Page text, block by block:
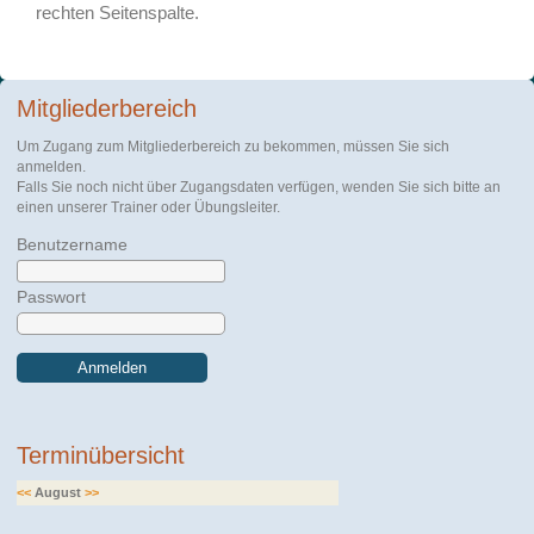
rechten Seitenspalte.
Mitgliederbereich
Um Zugang zum Mitgliederbereich zu bekommen, müssen Sie sich
anmelden.
Falls Sie noch nicht über Zugangsdaten verfügen, wenden Sie sich bitte an
einen unserer Trainer oder Übungsleiter.
Benutzername
Passwort
Anmelden
Terminübersicht
<<August >>